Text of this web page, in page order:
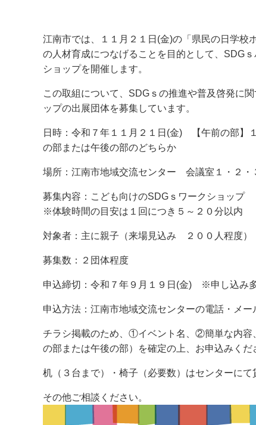
江南市では、１１月２１日(金)の「県民の日学校
の人材育成につなげることを目的として、SDG
ショップを開催します。
この取組について、SDGｓの推進や普及啓発に
ップの出展団体を募集しています。
日時：令和７年１１月２１日(金) 【午前の部
の部または午後の部のどちらか
場所：江南市地域交流センター 会議室１・２・
募集内容：こども向けのSDGｓワークショッ
※体験時間の目安は１回につき５～２０分以内
対象者：主に親子（来場見込み ２００人程度）
募集数：２団体程度
申込締切：令和７年９月１９日(金) ※申し込み
申込方法：江南市地域交流センターの電話・メー
チラシ掲載のため、①イベント名、②簡単な内
の部または午後の部）を確定の上、お申込みくだ
机（３台まで）・椅子（必要数）はセンターにて
その他ご相談ください。